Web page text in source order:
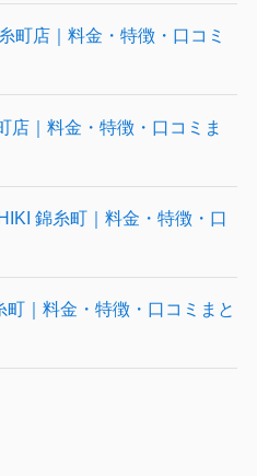
町店｜料金・特徴・口コミ
店｜料金・特徴・口コミま
錦糸町｜料金・特徴・口
｜料金・特徴・口コミまと